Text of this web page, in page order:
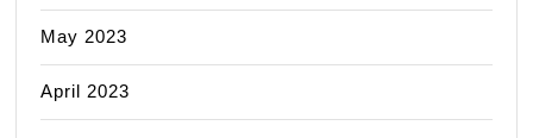
May 2023
April 2023